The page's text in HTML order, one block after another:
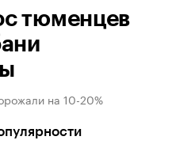
тюменцев
на 10-20%